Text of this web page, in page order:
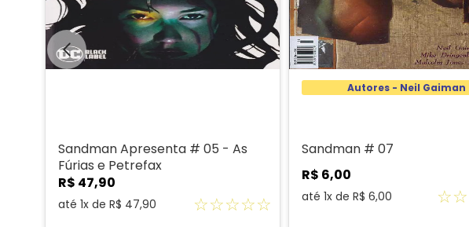
Sandman Apresenta # 05 - As
Fúrias e Petrefax
R$ 47,90
até 1x de R$ 47,90 ☆☆☆☆☆
Autores - Neil Gaiman
Sandman # 07
R$ 6,00
até 1x de R$ 6,00 ☆☆